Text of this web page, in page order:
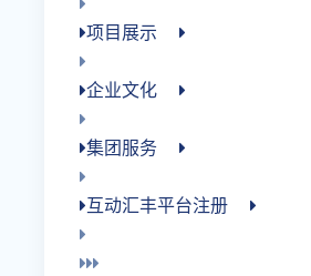
项目展示
企业文化
集团服务
互动汇丰平台注册